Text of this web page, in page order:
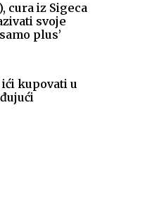
cura iz Sigeca
svoje
plus’
kupovati u